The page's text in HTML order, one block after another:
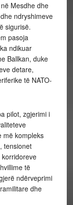
Mesdhe dhe
ndryshimeve
sigurisë.
pasoja
ndikuar
Ballkan, duke
detare,
të NATO-
pilot, zgjerimi i
më kompleks
tensionet
të
ndërveprimi
dhe